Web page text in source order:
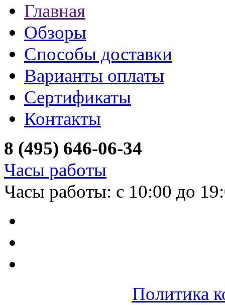
Главная
Обзоры
Способы доставки
Варианты оплаты
Сертификаты
Контакты
8 (495) 646-06-34
Часы работы
Часы работы: с 10:00 до
Политика